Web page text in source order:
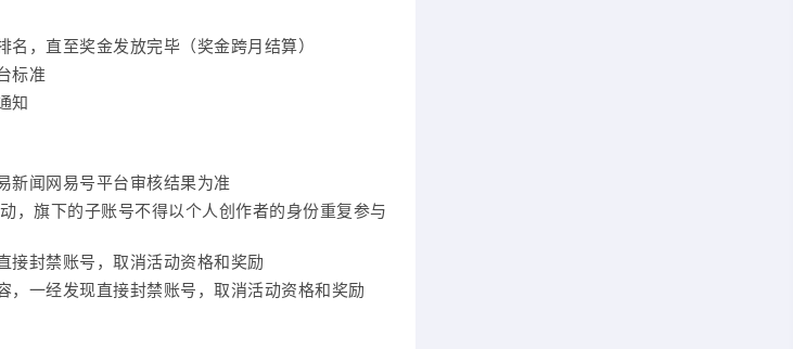
，直至奖金发放完毕（奖金跨月结算）
标准
知
新闻网易号平台审核结果为准
，旗下的子账号不得以个人创作者的身份重复参与
接封禁账号，取消活动资格和奖励
，一经发现直接封禁账号，取消活动资格和奖励